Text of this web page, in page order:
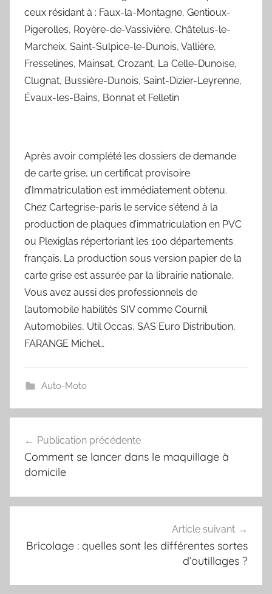
ceux résidant à : Faux-la-Montagne, Gentioux-
Pigerolles, Royère-de-Vassivière, Châtelus-le-
Marcheix, Saint-Sulpice-le-Dunois, Vallière,
Fresselines, Mainsat, Crozant, La Celle-Dunoise,
Clugnat, Bussière-Dunois, Saint-Dizier-Leyrenne,
Évaux-les-Bains, Bonnat et Felletin
Après avoir complété les dossiers de demande
de carte grise, un certificat provisoire
d’Immatriculation est immédiatement obtenu.
Chez Cartegrise-paris le service s’étend à la
production de plaques d’immatriculation en PVC
ou Plexiglas répertoriant les 100 départements
français. La production sous version papier de la
carte grise est assurée par la librairie nationale.
Vous avez aussi des professionnels de
l’automobile habilités SIV comme Cournil
Automobiles, Util Occas, SAS Euro Distribution,
FARANGE Michel…
Auto-Moto
de
l’article
Publication précédente
Comment se lancer dans le maquillage à
domicile
Article suivant
Bricolage : quelles sont les différentes sortes
d’outillages ?